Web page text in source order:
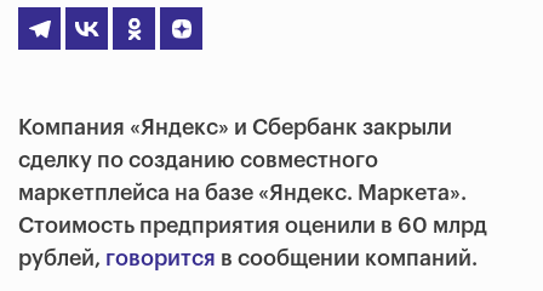
Компания «Яндекс» и Сбербанк закрыли
сделку по созданию совместного
маркетплейса на базе «Яндекс. Маркета».
Стоимость предприятия оценили в 60 млрд
рублей, говорится в сообщении компаний.